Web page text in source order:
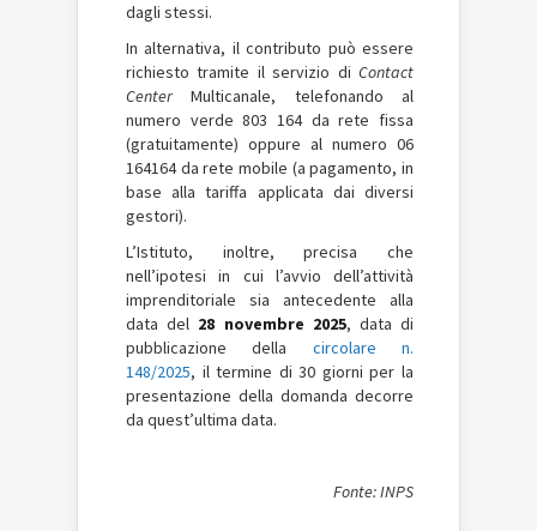
dagli stessi.
In alternativa, il contributo può essere
richiesto tramite il servizio di Contact
CenterMulticanale, telefonando al
numero verde 803 164 da rete fissa
(gratuitamente) oppure al numero 06
164164 da rete mobile (a pagamento, in
base alla tariffa applicata dai diversi
gestori).
L’Istituto, inoltre, precisa che
nell’ipotesi in cui l’avvio dell’attività
imprenditoriale sia antecedente alla
data del 28 novembre 2025, data di
pubblicazione della circolare n.
148/2025, il termine di 30 giorni per la
presentazione della domanda decorre
da quest’ultima data.
Fonte: INPS